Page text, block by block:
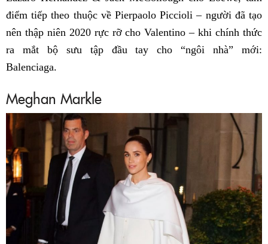
điểm tiếp theo thuộc về Pierpaolo Piccioli – người đã tạo
nên thập niên 2020 rực rỡ cho Valentino – khi chính thức
ra mắt bộ sưu tập đầu tay cho “ngôi nhà” mới:
Balenciaga.
Meghan Markle